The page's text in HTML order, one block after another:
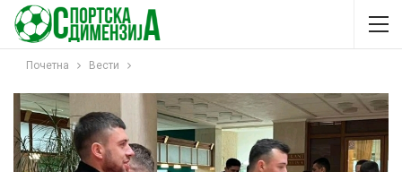
Почетна Вести